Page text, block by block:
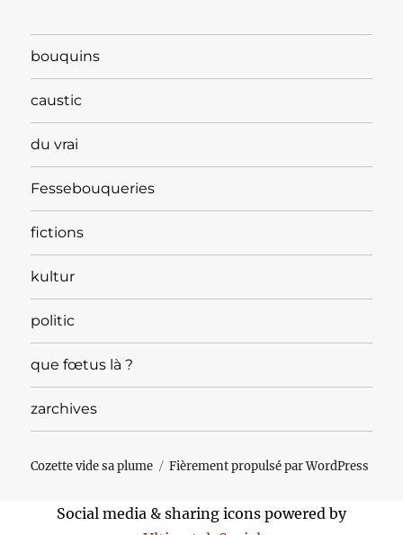
bouquins
caustic
du vrai
Fessebouqueries
fictions
kultur
politic
que fœtus là ?
zarchives
Cozette vide sa plume Fièrement propulsé par WordPress
Social media & sharing icons powered by